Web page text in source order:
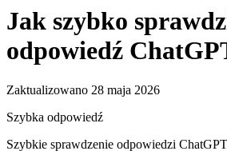
Jak szybko
odpowiedź
Zaktualizowano 28 maja 2026
Szybka odpowiedź
Szybkie sprawdzenie odpowiedzi